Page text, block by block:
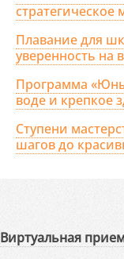
Плавание для
уверенность на
Программа
воде и крепкое
Ступени
шагов до
Виртуальная